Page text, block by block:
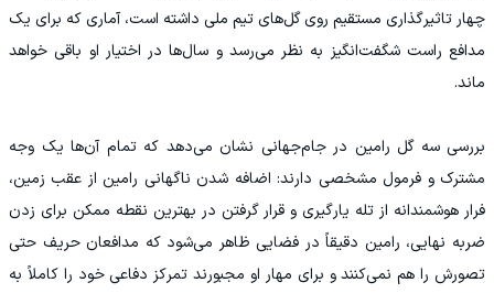
چهار تاثیرگذاری مستقیم روی گل‌های تیم ملی داشته است، آماری که برای یک
مدافع راست شگفت‌انگیز به نظر می‌رسد و سال‌ها در اختیار او باقی خواهد
ماند.
بررسی سه گل رامین در جام‌جهانی نشان می‌دهد که تمام آن‌ها یک وجه
مشترک و فرمول مشخصی دارند: اضافه شدن ناگهانی رامین از عقب زمین،
فرار هوشمندانه از تله یارگیری و قرار گرفتن در بهترین نقطه ممکن برای زدن
ضربه نهایی، رامین دقیقاً در فضایی ظاهر می‌شود که مدافعان حریف حتی
تصورش را هم نمی‌کنند و برای مهار او مجبورند تمرکز دفاعی خود را کاملاً به